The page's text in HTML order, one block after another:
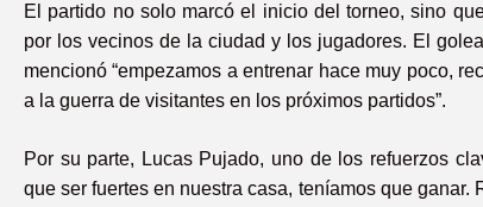
El partido no solo marcó el inicio del torneo, sino
por los vecinos de la ciudad y los jugadores. El
mencionó “empezamos a entrenar hace muy poco,
a la guerra de visitantes en los próximos partidos”.
Por su parte, Lucas Pujado, uno de los refuerzos
que ser fuertes en nuestra casa, teníamos que